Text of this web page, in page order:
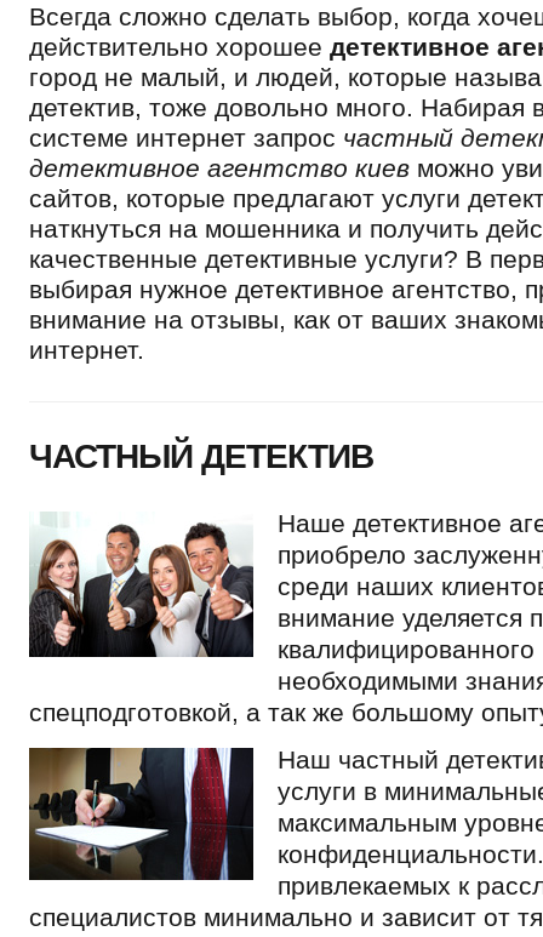
Всегда сложно сделать выбор, когда
действительно хорошее детективное
город не малый, и людей, которые
детектив, тоже довольно много. Набирая
системе интернет запрос частный
детективное агентство киев можно
сайтов, которые предлагают услуги
наткнуться на мошенника и получить
качественные детективные услуги? В
выбирая нужное детективное агентство,
внимание на отзывы, как от ваших
интернет.
ЧАСТНЫЙ ДЕТЕКТИВ
Наше детективное
приобрело
среди наших
внимание уделяется
квалифицированного
необходимыми
cпецподготовкой, а так же большому
Наш частный
услуги в
максимальным
привлекаемых к
специалистов минимально и зависит от